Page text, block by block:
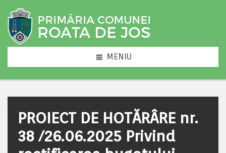
MENIU
PROIECT DE HOTĂRÂRE nr.
38 /26.06.2025 Privind